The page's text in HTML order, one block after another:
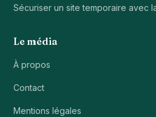
Sécuriser un site temporaire avec
Le média
À propos
Contact
Mentions légales